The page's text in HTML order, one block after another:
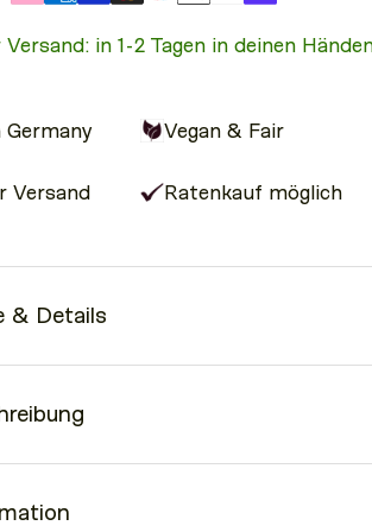
in 1-2 Tagen in deinen
Germany Vegan & Fair
Versand Ratenkauf möglich
& Details
PU Leder
H 15,5 cm
Taschengurt
ist der perfekte Begleiter für alle, die